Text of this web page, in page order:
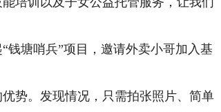
塘哨兵”项目，邀请外卖小哥加入基
势。发现情况，只需拍张照片、简单